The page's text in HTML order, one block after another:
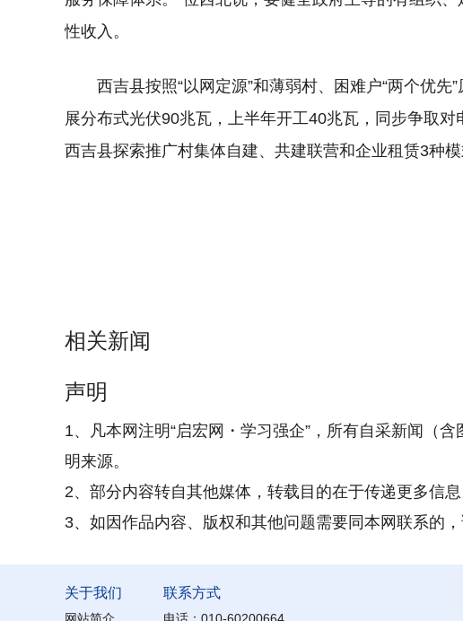
性收入。
西吉县按照“以网定源”和薄弱村、困难户“两个优
展分布式光伏90兆瓦，上半年开工40兆瓦，同步争取
西吉县探索推广村集体自建、共建联营和企业租赁3种模
相关新闻
声明
1、凡本网注明“启宏网・学习强企”，所有自采新闻（
明来源。
2、部分内容转自其他媒体，转载目的在于传递更多信
3、如因作品内容、版权和其他问题需要同本网联系的
关于我们 联系方式